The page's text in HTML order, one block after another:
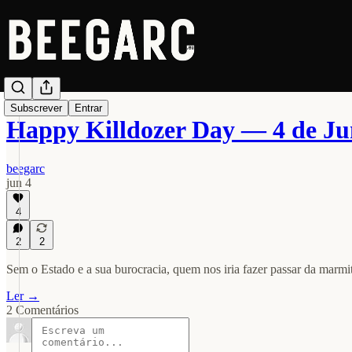
Subscrever Entrar
Happy Killdozer Day — 4 de
beegarc
jun 4
4
2 2
Sem o Estado e a sua burocracia, quem nos iria fazer passar da
Ler →
2 Comentários